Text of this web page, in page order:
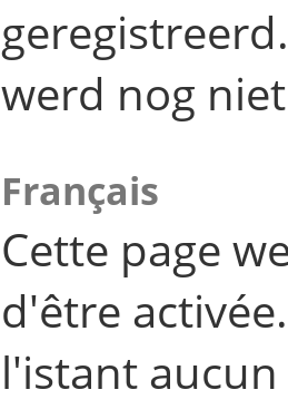
werd nog
Français
Cette page
d'être
l'istant